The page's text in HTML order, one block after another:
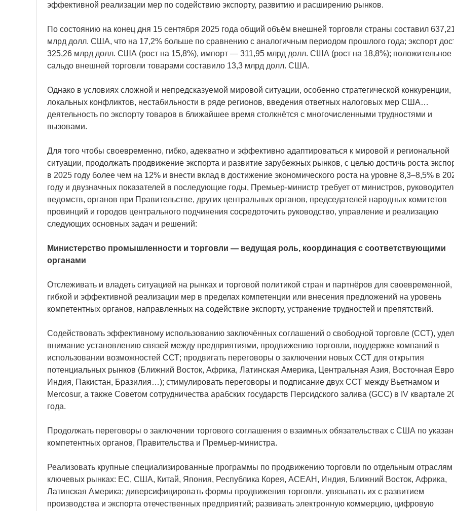
эффективной реализации мер по содействию экспорту, развитию и расширению рынков.
По состоянию на конец дня 15 сентября 2025 года общий объём внешней торговли страны составил
млрд долл. США, что на 17,2% больше по сравнению с аналогичным периодом прошлого года; экспорт
325,26 млрд долл. США (рост на 15,8%), импорт — 311,95 млрд долл. США (рост на 18,8%); положительное
сальдо внешней торговли товарами составило 13,3 млрд долл. США.
Однако в условиях сложной и непредсказуемой мировой ситуации, особенно стратегической конкуренции,
локальных конфликтов, нестабильности в ряде регионов, введения ответных налоговых мер США…
деятельность по экспорту товаров в ближайшее время столкнётся с многочисленными трудностями и
вызовами.
Для того чтобы своевременно, гибко, адекватно и эффективно адаптироваться к мировой и региональной
ситуации, продолжать продвижение экспорта и развитие зарубежных рынков, с целью достичь роста
в 2025 году более чем на 12% и внести вклад в достижение экономического роста на уровне 8,3–8,5% в
году и двузначных показателей в последующие годы, Премьер-министр требует от министров,
ведомств, органов при Правительстве, других центральных органов, председателей народных комитетов
провинций и городов центрального подчинения сосредоточить руководство, управление и реализацию
следующих основных задач и решений:
Министерство промышленности и торговли — ведущая роль, координация с соответствующими
органами
Отслеживать и владеть ситуацией на рынках и торговой политикой стран и партнёров для своевременной,
гибкой и эффективной реализации мер в пределах компетенции или внесения предложений на уровень
компетентных органов, направленных на содействие экспорту, устранение трудностей и препятствий.
Содействовать эффективному использованию заключённых соглашений о свободной торговле (ССТ),
внимание установлению связей между предприятиями, продвижению торговли, поддержке компаний в
использовании возможностей ССТ; продвигать переговоры о заключении новых ССТ для открытия
потенциальных рынков (Ближний Восток, Африка, Латинская Америка, Центральная Азия, Восточная
Индия, Пакистан, Бразилия…); стимулировать переговоры и подписание двух ССТ между Вьетнамом и
Mercosur, а также Советом сотрудничества арабских государств Персидского залива (GCC) в IV квартале
года.
Продолжать переговоры о заключении торгового соглашения о взаимных обязательствах с США по
компетентных органов, Правительства и Премьер-министра.
Реализовать крупные специализированные программы по продвижению торговли по отдельным отраслям
ключевых рынках: ЕС, США, Китай, Япония, Республика Корея, АСЕАН, Индия, Ближний Восток, Африка,
Латинская Америка; диверсифицировать формы продвижения торговли, увязывать их с развитием
производства и экспорта отечественных предприятий; развивать электронную коммерцию, цифровую